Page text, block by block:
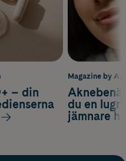
Magazine by
du en
jämnare
– din